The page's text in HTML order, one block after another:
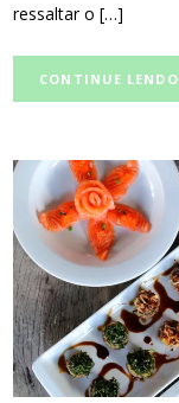
ressaltar o […]
CONTINUE LENDO
post
thumbnail